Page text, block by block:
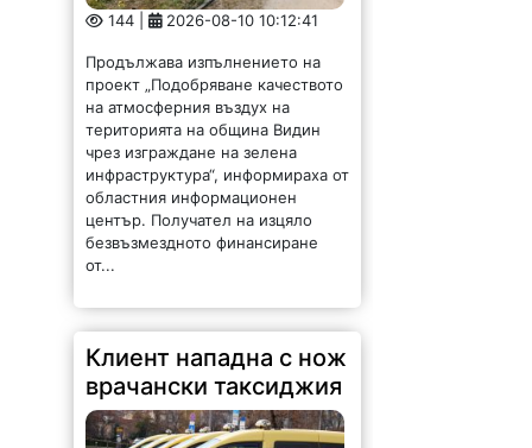
144 | 2026-08-10 10:12:41
Продължава изпълнението на
проект „Подобряване качеството
на атмосферния въздух на
територията на община Видин
чрез изграждане на зелена
инфраструктура“, информираха от
областния информационен
център. Получател на изцяло
безвъзмездното финансиране
от...
Клиент нападна с нож
врачански таксиджия